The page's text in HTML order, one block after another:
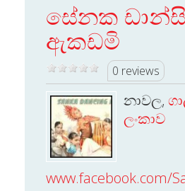
සේනක
ඇකඩමි
0 reviews
නාවල,
ලංකාව
www.facebook.com/